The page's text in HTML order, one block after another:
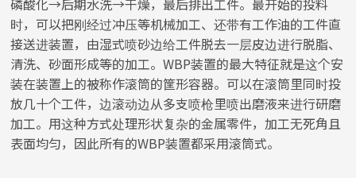
时，可以把刚经过冲压等机械加工、还带有工作油的工件直
接送进装置，由湿式喷砂边给工件脱去一层皮边进行脱脂、
清洗、砂面形成等的加工。WBP装置的最大特征就是这个安
装在装置上的被称作滚筒的筐形容器。可以在滚筒里同时投
放几十个工件，边滚动边从多支喷枪里喷出磨液来进行研磨
加工。用这种方式处理形状复杂的金属零件，加工无死角且
表面均匀，因此所有的WBP装置都采用滚筒式。